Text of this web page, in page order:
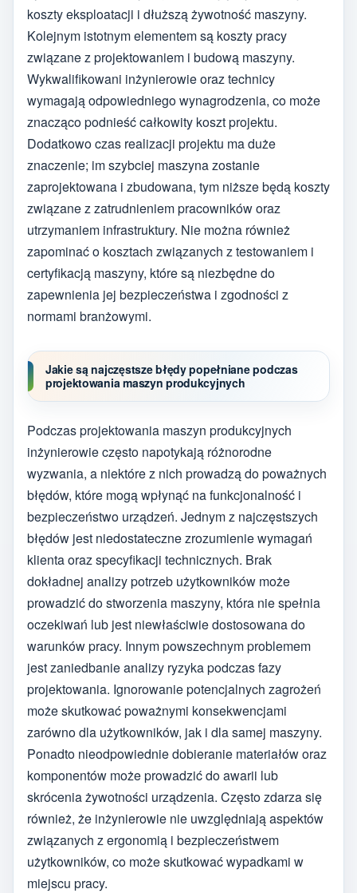
koszty eksploatacji i dłuższą żywotność maszyny.
Kolejnym istotnym elementem są koszty pracy
związane z projektowaniem i budową maszyny.
Wykwalifikowani inżynierowie oraz technicy
wymagają odpowiedniego wynagrodzenia, co może
znacząco podnieść całkowity koszt projektu.
Dodatkowo czas realizacji projektu ma duże
znaczenie; im szybciej maszyna zostanie
zaprojektowana i zbudowana, tym niższe będą koszty
związane z zatrudnieniem pracowników oraz
utrzymaniem infrastruktury. Nie można również
zapominać o kosztach związanych z testowaniem i
certyfikacją maszyny, które są niezbędne do
zapewnienia jej bezpieczeństwa i zgodności z
normami branżowymi.
Jakie są najczęstsze błędy popełniane podczas
projektowania maszyn produkcyjnych
Podczas projektowania maszyn produkcyjnych
inżynierowie często napotykają różnorodne
wyzwania, a niektóre z nich prowadzą do poważnych
błędów, które mogą wpłynąć na funkcjonalność i
bezpieczeństwo urządzeń. Jednym z najczęstszych
błędów jest niedostateczne zrozumienie wymagań
klienta oraz specyfikacji technicznych. Brak
dokładnej analizy potrzeb użytkowników może
prowadzić do stworzenia maszyny, która nie spełnia
oczekiwań lub jest niewłaściwie dostosowana do
warunków pracy. Innym powszechnym problemem
jest zaniedbanie analizy ryzyka podczas fazy
projektowania. Ignorowanie potencjalnych zagrożeń
może skutkować poważnymi konsekwencjami
zarówno dla użytkowników, jak i dla samej maszyny.
Ponadto nieodpowiednie dobieranie materiałów oraz
komponentów może prowadzić do awarii lub
skrócenia żywotności urządzenia. Często zdarza się
również, że inżynierowie nie uwzględniają aspektów
związanych z ergonomią i bezpieczeństwem
użytkowników, co może skutkować wypadkami w
miejscu pracy.